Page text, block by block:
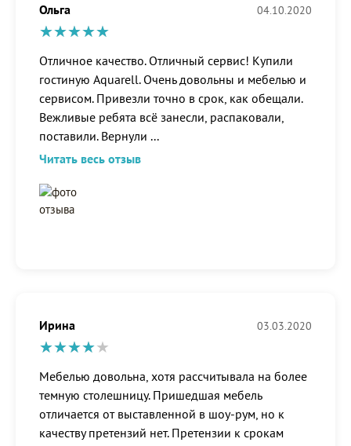
Ольга 04.10.2020
Отличное качество. Отличный сервис! Купили
гостиную Aquarell. Очень довольны и мебелью и
сервисом. Привезли точно в срок, как обещали.
Вежливые ребята всё занесли, распаковали,
поставили. Вернули ...
Читать весь отзыв
Ирина 03.03.2020
Мебелью довольна, хотя рассчитывала на более
темную столешницу. Пришедшая мебель
отличается от выставленной в шоу-рум, но к
качеству претензий нет. Претензии к срокам